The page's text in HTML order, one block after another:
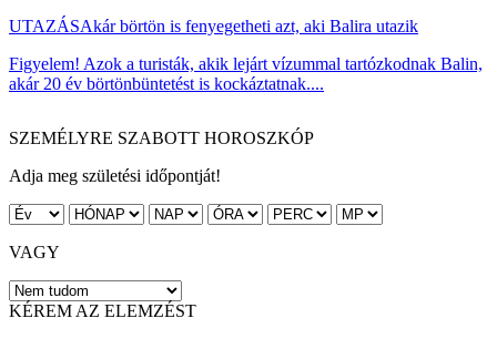
UTAZÁSAkár börtön is fenyegetheti azt, aki Balira utazik
Figyelem! Azok a turisták, akik lejárt vízummal tartózkodnak Balin,
akár 20 év börtönbüntetést is kockáztatnak....
SZEMÉLYRE SZABOTT HOROSZKÓP
Adja meg születési időpontját!
VAGY
KÉREM AZ ELEMZÉST